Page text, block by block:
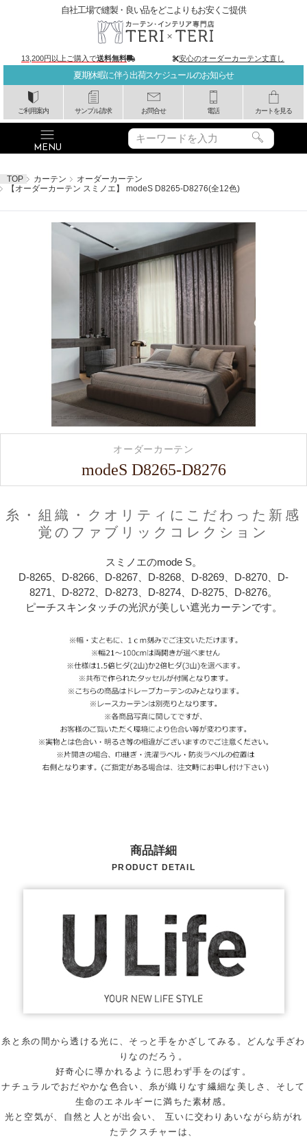
夏期休暇に伴う出荷スケジュールのお知らせ
ご利用案内 サンプル請求 お問合せ 電話 カートを見る
自社工場で縫製・良い品をどこよりもお安くご提供
13,200円以上ご購入で送料無料 安心のオーダーカーテン丈直し
TOP カーテン
オーダーカーテン
【オーダーカーテン スミノエ】 modeS D8265-D8276(全12色)
糸・組織・クオリティにこだわった新感
覚のファブリックコレクション
オーダーカーテン
modeS D8265-D8276
スミノエのmode S。
D-8265、D-8266、D-8267、D-8268、D-8269、D-8270、D-
8271、D-8272、D-8273、D-8274、D-8275、D-8276。
ピーチスキンタッチの光沢が美しい遮光カーテンです。
商品詳細
PRODUCT DETAIL
糸と糸の間から透ける光に、そっと手をかざしてみる。どんな手ざわ
りなのだろう。
好奇心に導かれるように思わず手をのばす。
ナチュラルでおだやかな色合い、糸が織りなす繊細な美しさ、そして
生命のエネルギーに満ちた素材感。
光と空気が、自然と人とが出会い、 互いに交わりあいながら紡がれ
たテクスチャーは、